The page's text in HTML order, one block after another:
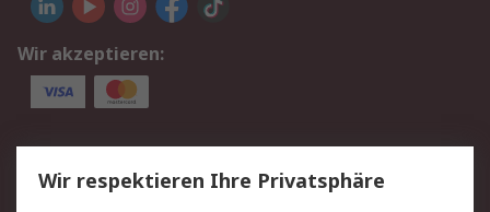
Wir akzeptieren:
Service
Value Added Services
Lieferlösungen
Wir respektieren Ihre Privatsphäre